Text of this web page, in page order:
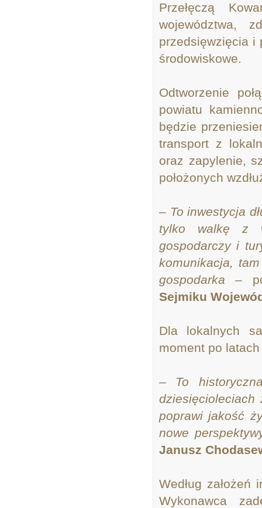
Przełęczą
województwa,
przedsięwzięcia i
środowiskowe.
Odtworzenie
powiatu
będzie
transport z
oraz zapylenie,
położonych
– To inwestycja
tylko walkę z
gospodarczy i
komunikacja,
gospodarka–
Sejmiku
Dla lokalnych
moment po
– To
dziesięcioleciach
poprawi jakość
nowe
Janusz
Według
Wykonawca